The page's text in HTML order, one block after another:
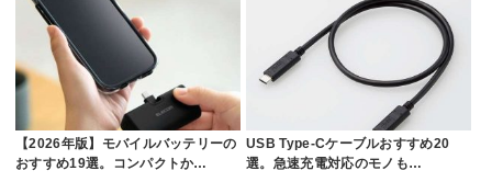
【2026年版】モバイルバッテリーの
おすすめ19選。コンパクトか…
USB Type-Cケーブルおすすめ20
選。急速充電対応のモノも…